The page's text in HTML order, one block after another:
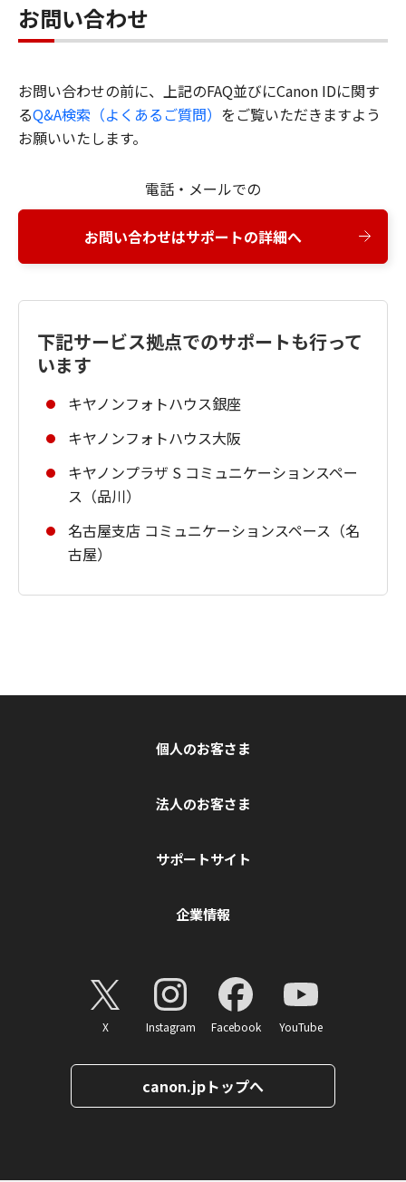
お問い合わせ
お問い合わせの前に、上記のFAQ並びにCanon IDに関す
るQ&A検索（よくあるご質問） をご覧いただきますよう
お願いいたします。
電話・メールでの
お問い合わせはサポートの詳細へ
下記サービス拠点でのサポートも行って
います
キヤノンフォトハウス銀座
キヤノンフォトハウス大阪
キヤノンプラザ S コミュニケーションスペー
ス（品川）
名古屋支店 コミュニケーションスペース（名
古屋）
個人のお客さま
法人のお客さま
サポートサイト
企業情報
X Instagram Facebook YouTube
canon.jpトップへ